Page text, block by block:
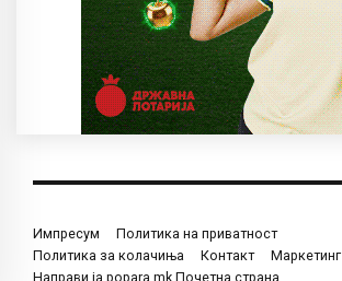
Импресум
Политика на приватност
Политика за колачиња
Контакт
Маркетинг
Направи ја popara.mk Почетна страна